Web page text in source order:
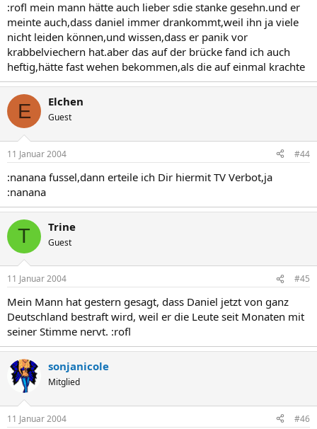
:rofl mein mann hätte auch lieber sdie stanke gesehn.und er
meinte auch,dass daniel immer drankommt,weil ihn ja viele
nicht leiden können,und wissen,dass er panik vor
krabbelviechern hat.aber das auf der brücke fand ich auch
heftig,hätte fast wehen bekommen,als die auf einmal krachte
E Elchen
Guest
11 Januar 2004 #44
:nanana fussel,dann erteile ich Dir hiermit TV Verbot,ja
:nanana
T Trine
Guest
11 Januar 2004 #45
Mein Mann hat gestern gesagt, dass Daniel jetzt von ganz
Deutschland bestraft wird, weil er die Leute seit Monaten mit
seiner Stimme nervt. :rofl
sonjanicole
Mitglied
11 Januar 2004 #46